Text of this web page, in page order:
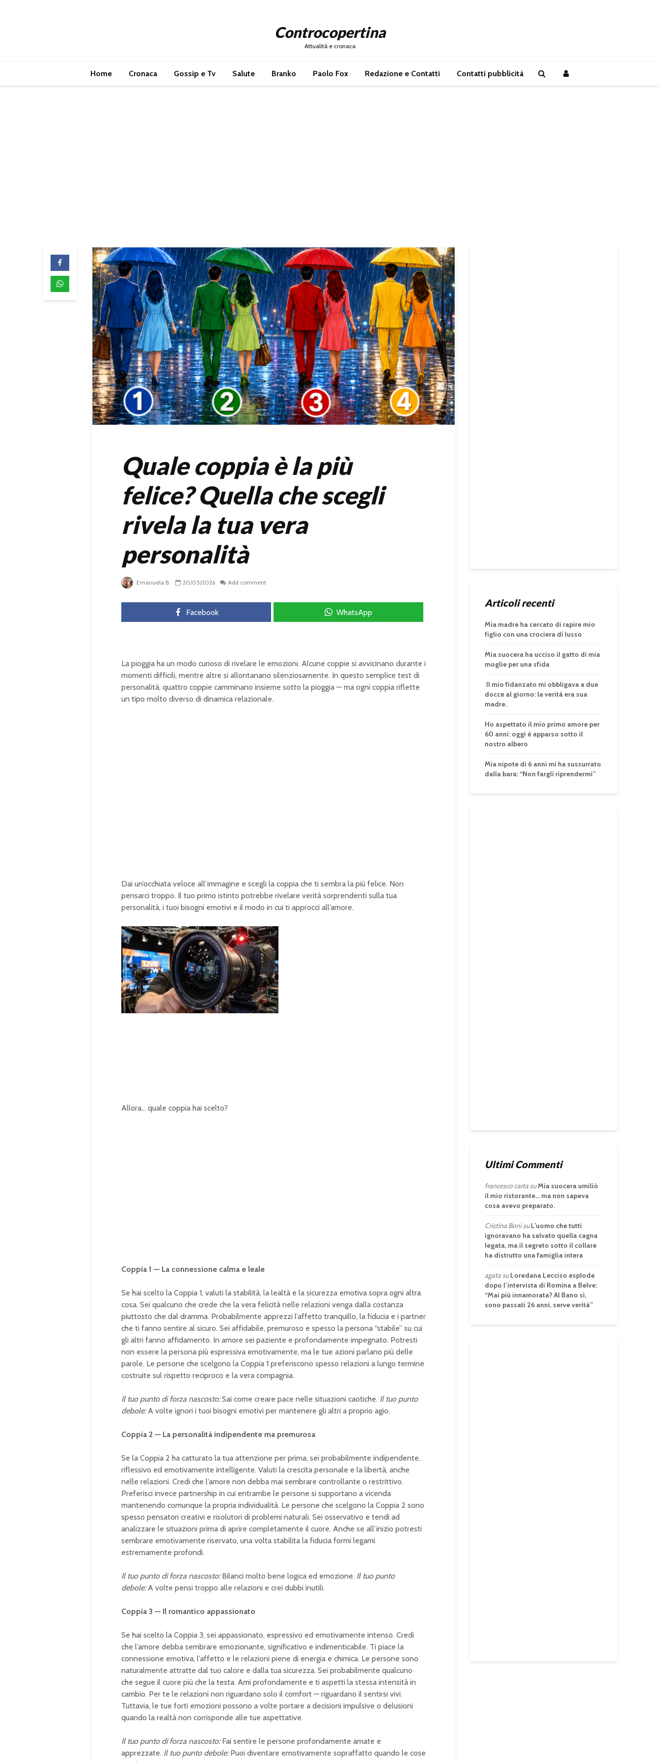
Controcopertina
Attualità e cronaca
Home Cronaca Gossip e Tv Salute Branko Paolo Fox Redazione e Contatti Contatti pubblicità
Quale coppia è la più
felice? Quella che scegli
rivela la tua vera
personalità
Emanuela B. 20/05/2026 Add comment
Facebook WhatsApp
La pioggia ha un modo curioso di rivelare le emozioni. Alcune coppie si avvicinano durante i
momenti difficili, mentre altre si allontanano silenziosamente. In questo semplice test di
personalità, quattro coppie camminano insieme sotto la pioggia — ma ogni coppia riflette
un tipo molto diverso di dinamica relazionale.
Dai un’occhiata veloce all’immagine e scegli la coppia che ti sembra la più felice. Non
pensarci troppo. Il tuo primo istinto potrebbe rivelare verità sorprendenti sulla tua
personalità, i tuoi bisogni emotivi e il modo in cui ti approcci all’amore.
n
m
L
o
Allora… quale coppia hai scelto?
Coppia 1 — La connessione calma e leale
Se hai scelto la Coppia 1, valuti la stabilità, la lealtà e la sicurezza emotiva sopra ogni altra
cosa. Sei qualcuno che crede che la vera felicità nelle relazioni venga dalla costanza
piuttosto che dal dramma. Probabilmente apprezzi l’affetto tranquillo, la fiducia e i partner
che ti fanno sentire al sicuro. Sei affidabile, premuroso e spesso la persona “stabile” su cui
gli altri fanno affidamento. In amore sei paziente e profondamente impegnato. Potresti
non essere la persona più espressiva emotivamente, ma le tue azioni parlano più delle
parole. Le persone che scelgono la Coppia 1 preferiscono spesso relazioni a lungo termine
costruite sul rispetto reciproco e la vera compagnia.
Il tuo punto di forza nascosto:Sai come creare pace nelle situazioni caotiche. Il tuo punto
debole:A volte ignori i tuoi bisogni emotivi per mantenere gli altri a proprio agio.
Coppia 2 — La personalità indipendente ma premurosa
Se la Coppia 2 ha catturato la tua attenzione per prima, sei probabilmente indipendente,
riflessivo ed emotivamente intelligente. Valuti la crescita personale e la libertà, anche
nelle relazioni. Credi che l’amore non debba mai sembrare controllante o restrittivo.
Preferisci invece partnership in cui entrambe le persone si supportano a vicenda
mantenendo comunque la propria individualità. Le persone che scelgono la Coppia 2 sono
spesso pensatori creativi e risolutori di problemi naturali. Sei osservativo e tendi ad
analizzare le situazioni prima di aprire completamente il cuore. Anche se all’inizio potresti
sembrare emotivamente riservato, una volta stabilita la fiducia formi legami
estremamente profondi.
Il tuo punto di forza nascosto:Bilanci molto bene logica ed emozione. Il tuo punto
debole:A volte pensi troppo alle relazioni e crei dubbi inutili.
Coppia 3 — Il romantico appassionato
Se hai scelto la Coppia 3, sei appassionato, espressivo ed emotivamente intenso. Credi
che l’amore debba sembrare emozionante, significativo e indimenticabile. Ti piace la
connessione emotiva, l’affetto e le relazioni piene di energia e chimica. Le persone sono
naturalmente attratte dal tuo calore e dalla tua sicurezza. Sei probabilmente qualcuno
che segue il cuore più che la testa. Ami profondamente e ti aspetti la stessa intensità in
cambio. Per te le relazioni non riguardano solo il comfort — riguardano il sentirsi vivi.
Tuttavia, le tue forti emozioni possono a volte portare a decisioni impulsive o delusioni
quando la realtà non corrisponde alle tue aspettative.
Il tuo punto di forza nascosto:Fai sentire le persone profondamente amate e
apprezzate. Il tuo punto debole:Puoi diventare emotivamente sopraffatto quando le cose
Articoli recenti
Mia madre ha cercato di rapire mio
figlio con una crociera di lusso
Mia suocera ha ucciso il gatto di mia
moglie per una sfida
Il mio fidanzato mi obbligava a due
docce al giorno: la verità era sua
madre.
Ho aspettato il mio primo amore per
60 anni: oggi è apparso sotto il
nostro albero
Mia nipote di 6 anni mi ha sussurrato
dalla bara: “Non fargli riprendermi”
Ultimi Commenti
francesco cartasuMia suocera umiliò
il mio ristorante… ma non sapeva
cosa avevo preparato.
Cristina BonisuL’uomo che tutti
ignoravano ha salvato quella cagna
legata, ma il segreto sotto il collare
ha distrutto una famiglia intera
agatasuLoredana Lecciso esplode
dopo l’intervista di Romina a Belve:
“Mai più innamorata? Al Bano sì,
sono passati 26 anni, serve verità”